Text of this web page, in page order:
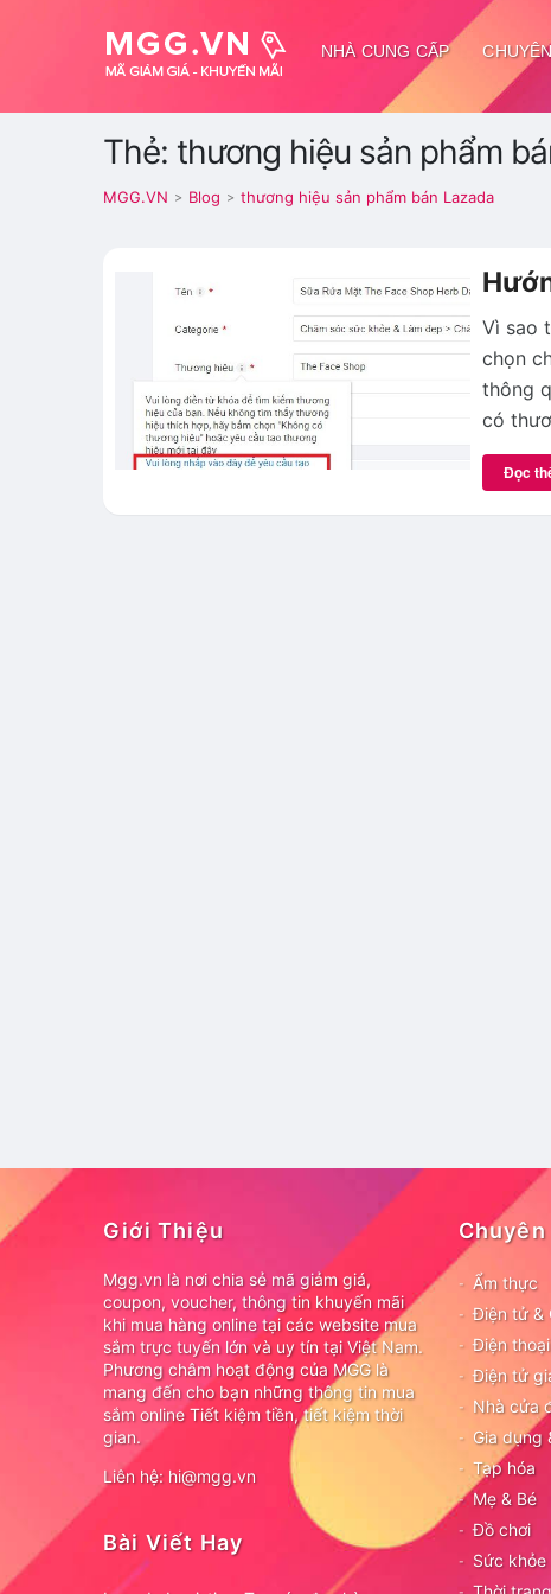
NHÀ CUNG CẤP
Thẻ: thương hiệu sản phẩm
MGG.VN > Blog > thương hiệu sản phẩm bán Lazada
Vì sao
chọn
thông
có
Đọc
Giới Thiệu
Mgg.vn là nơi chia sẻ mã giảm giá,
coupon, voucher, thông tin khuyến mãi
khi mua hàng online tại các website mua
sắm trực tuyến lớn và uy tín tại Việt Nam.
Phương châm hoạt động của MGG là
mang đến cho bạn những thông tin mua
sắm online Tiết kiệm tiền, tiết kiệm thời
gian.
Liên hệ: hi@mgg.vn
Bài Viết Hay
Ẩm thực
Điện tử &
Điện
Điện tử
Nhà cửa
Gia dụng
Tạp hóa
Mẹ & Bé
Đồ chơi
Sức khỏe